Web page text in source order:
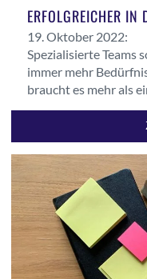
ERFOLGREICHER IN
19. Oktober 2022:
Spezialisierte Teams
immer mehr
braucht es mehr als